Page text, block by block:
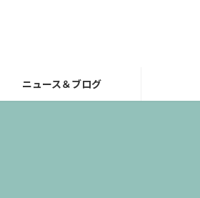
ニュース＆ブログ